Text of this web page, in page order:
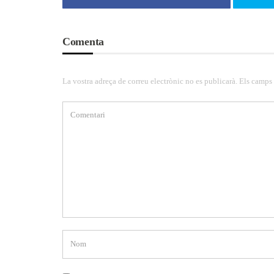
Comenta
La vostra adreça de correu electrònic no es publicarà. Els